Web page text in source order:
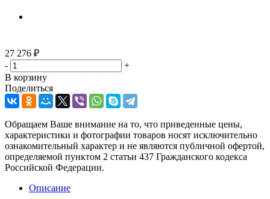
27 276 ₽
-
+
В корзину
Поделиться
Обращаем Ваше внимание на то, что приведенные цены,
характеристики и фотографии товаров носят исключительно
ознакомительный характер и не являются публичной офертой,
определяемой пунктом 2 статьи 437 Гражданского кодекса
Российской Федерации.
Описание